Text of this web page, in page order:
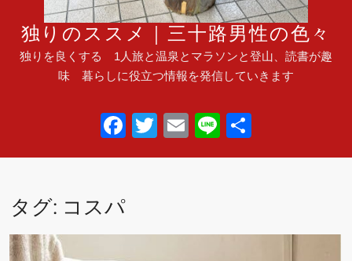
独りのススメ｜三十路男性の色々
独りを良くする 1人旅と温泉とマラソンと登山、読書が趣
味 暮らしに役立つ情報を発信していきます
F
a
T
wi
E
m
Li
n 有
タグ: コスパ